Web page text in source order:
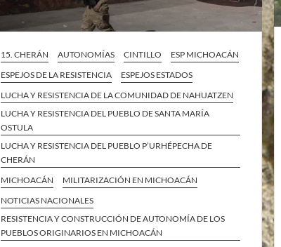
15. CHERÁN AUTONOMÍAS CINTILLO
ESP MICHOACÁN
ESPEJOS DE LA RESISTENCIA
ESPEJOS ESTADOS
LUCHA Y RESISTENCIA DE LA COMUNIDAD DE NAHUATZEN
LUCHA Y RESISTENCIA DEL PUEBLO DE SANTA MARÍA
OSTULA
LUCHA Y RESISTENCIA DEL PUEBLO P’URHÉPECHA DE
CHERÁN
MICHOACÁN
MILITARIZACIÓN EN MICHOACÁN
NOTICIAS NACIONALES
RESISTENCIA Y CONSTRUCCIÓN DE AUTONOMÍA DE LOS
PUEBLOS ORIGINARIOS EN MICHOACÁN